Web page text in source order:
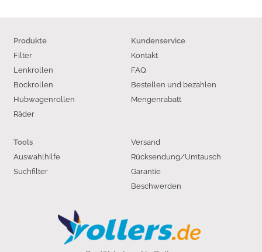
Produkte
Filter
Lenkrollen
Bockrollen
Hubwagenrollen
Räder
Kundenservice
Kontakt
FAQ
Bestellen und bezahlen
Mengenrabatt
Versand
Rücksendung/Umtausch
Garantie
Beschwerden
Tools
Auswahlhilfe
Suchfilter